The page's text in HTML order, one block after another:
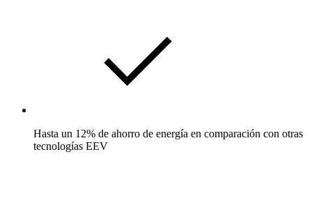
Hasta un 12% de ahorro de energía en comparación con otras
tecnologías EEV